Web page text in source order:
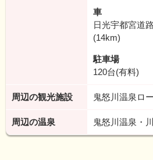
車
日光宇都宮道
(14km)
駐車場
120台(有料)
周辺の観光施設 鬼怒川温泉ロ
周辺の温泉 鬼怒川温泉・